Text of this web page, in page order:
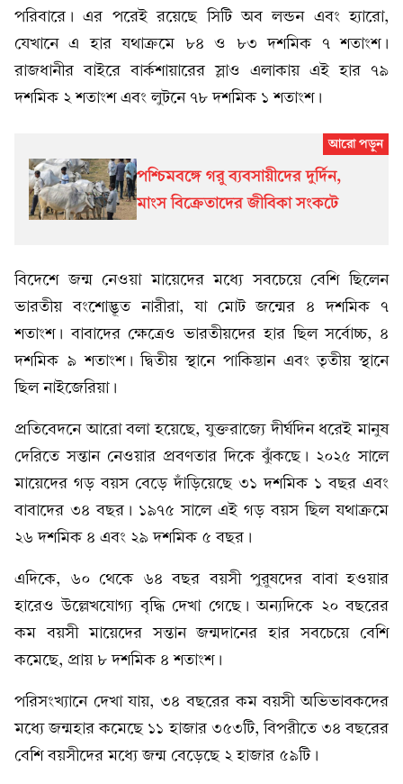
পরিবারে। এর পরেই রয়েছে সিটি অব লন্ডন এবং হ্যারো,
যেখানে এ হার যথাক্রমে ৮৪ ও ৮৩ দশমিক ৭ শতাংশ।
রাজধানীর বাইরে বার্কশায়ারের স্লাও এলাকায় এই হার ৭৯
দশমিক ২ শতাংশ এবং লুটনে ৭৮ দশমিক ১ শতাংশ।
পশ্চিমবঙ্গে গরু ব্যবসায়ীদের দুর্দিন,
মাংস বিক্রেতাদের জীবিকা সংকটে
বিদেশে জন্ম নেওয়া মায়েদের মধ্যে সবচেয়ে বেশি ছিলেন
ভারতীয় বংশোদ্ভূত নারীরা, যা মোট জন্মের ৪ দশমিক ৭
শতাংশ। বাবাদের ক্ষেত্রেও ভারতীয়দের হার ছিল সর্বোচ্চ, ৪
দশমিক ৯ শতাংশ। দ্বিতীয় স্থানে পাকিস্তান এবং তৃতীয় স্থানে
ছিল নাইজেরিয়া।
প্রতিবেদনে আরো বলা হয়েছে, যুক্তরাজ্যে দীর্ঘদিন ধরেই মানুষ
দেরিতে সন্তান নেওয়ার প্রবণতার দিকে ঝুঁকছে। ২০২৫ সালে
মায়েদের গড় বয়স বেড়ে দাঁড়িয়েছে ৩১ দশমিক ১ বছর এবং
বাবাদের ৩৪ বছর। ১৯৭৫ সালে এই গড় বয়স ছিল যথাক্রমে
২৬ দশমিক ৪ এবং ২৯ দশমিক ৫ বছর।
এদিকে, ৬০ থেকে ৬৪ বছর বয়সী পুরুষদের বাবা হওয়ার
হারেও উল্লেখযোগ্য বৃদ্ধি দেখা গেছে। অন্যদিকে ২০ বছরের
কম বয়সী মায়েদের সন্তান জন্মদানের হার সবচেয়ে বেশি
কমেছে, প্রায় ৮ দশমিক ৪ শতাংশ।
পরিসংখ্যানে দেখা যায়, ৩৪ বছরের কম বয়সী অভিভাবকদের
মধ্যে জন্মহার কমেছে ১১ হাজার ৩৫৩টি, বিপরীতে ৩৪ বছরের
বেশি বয়সীদের মধ্যে জন্ম বেড়েছে ২ হাজার ৫৯টি।